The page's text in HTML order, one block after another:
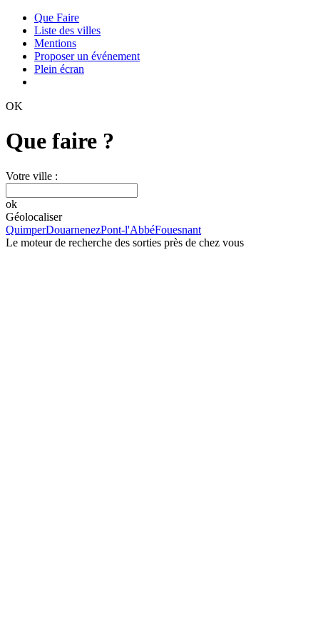
Que Faire
Liste des villes
Mentions
Proposer un événement
Plein écran
OK
Que faire ?
Votre ville :
ok
Géolocaliser
QuimperDouarnenezPont-l'AbbéFouesnant
Le moteur de recherche des sorties près de chez vous